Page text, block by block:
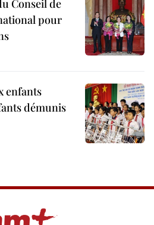
Conseil de
pour
enfants
démunis